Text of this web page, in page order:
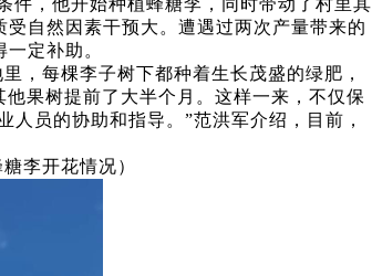
件，他开始种植蜂糖李，同时带动了村里其
自然因素干预大。遭遇过两次产量带来的
定补助。
，每棵李子树下都种着生长茂盛的绿肥，
果树提前了大半个月。这样一来，不仅保
员的协助和指导。”范洪军介绍，目前，
李开花情况）